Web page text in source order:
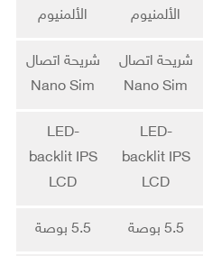
الألمنيوم
الألمنيوم
شريحة اتصال
Nano Sim
شريحة اتصال
Nano Sim
LED-
backlit IPS
LCD
LED-
backlit IPS
LCD
5.5 بوصة 5.5 بوصة